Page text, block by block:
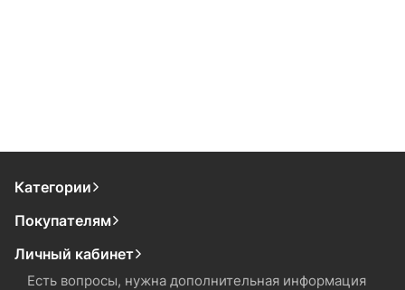
Категории
Покупателям
Личный кабинет
Есть вопросы, нужна дополнительная информация